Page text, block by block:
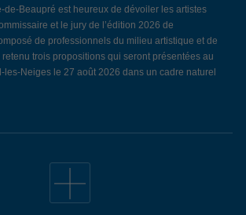
de-Beaupré est heureux de dévoiler les artistes
et le jury de l’édition 2026 de
de professionnels du milieu artistique et de
trois propositions qui seront présentées au
les-Neiges le 27 août 2026 dans un cadre naturel